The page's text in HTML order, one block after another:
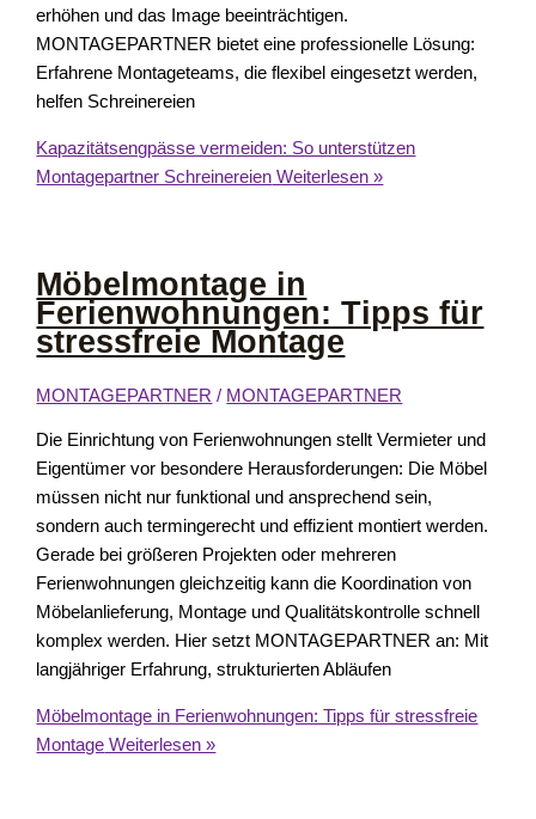
erhöhen und das Image beeinträchtigen.
MONTAGEPARTNER bietet eine professionelle Lösung:
Erfahrene Montageteams, die flexibel eingesetzt werden,
helfen Schreinereien
Kapazitätsengpässe vermeiden: So unterstützen
Montagepartner Schreinereien Weiterlesen »
Möbelmontage in
Ferienwohnungen: Tipps für
stressfreie Montage
MONTAGEPARTNER / MONTAGEPARTNER
Die Einrichtung von Ferienwohnungen stellt Vermieter und
Eigentümer vor besondere Herausforderungen: Die Möbel
müssen nicht nur funktional und ansprechend sein,
sondern auch termingerecht und effizient montiert werden.
Gerade bei größeren Projekten oder mehreren
Ferienwohnungen gleichzeitig kann die Koordination von
Möbelanlieferung, Montage und Qualitätskontrolle schnell
komplex werden. Hier setzt MONTAGEPARTNER an: Mit
langjähriger Erfahrung, strukturierten Abläufen
Möbelmontage in Ferienwohnungen: Tipps für stressfreie
Montage Weiterlesen »